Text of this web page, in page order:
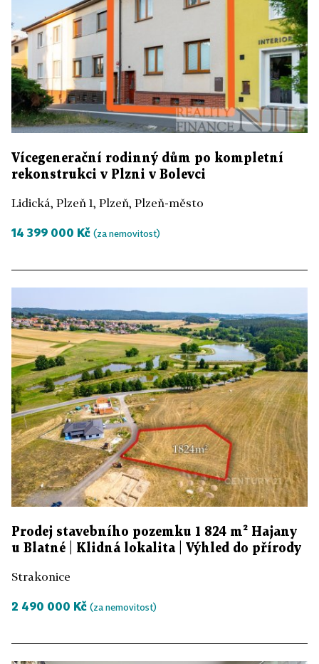
Vícegenerační rodinný dům po kompletní
rekonstrukci v Plzni v Bolevci
Lidická, Plzeň 1, Plzeň, Plzeň-město
14 399 000 Kč (za nemovitost)
Prodej stavebního pozemku 1 824 m² Hajany
u Blatné | Klidná lokalita | Výhled do přírody
Strakonice
2 490 000 Kč (za nemovitost)